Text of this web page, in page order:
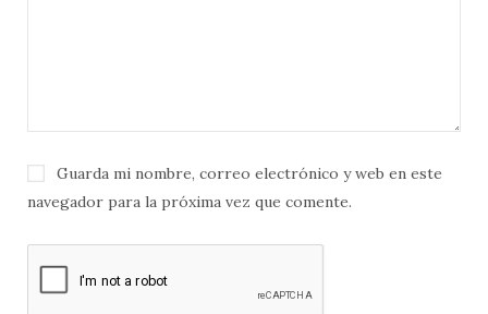
Guarda mi nombre, correo electrónico y web en este
navegador para la próxima vez que comente.